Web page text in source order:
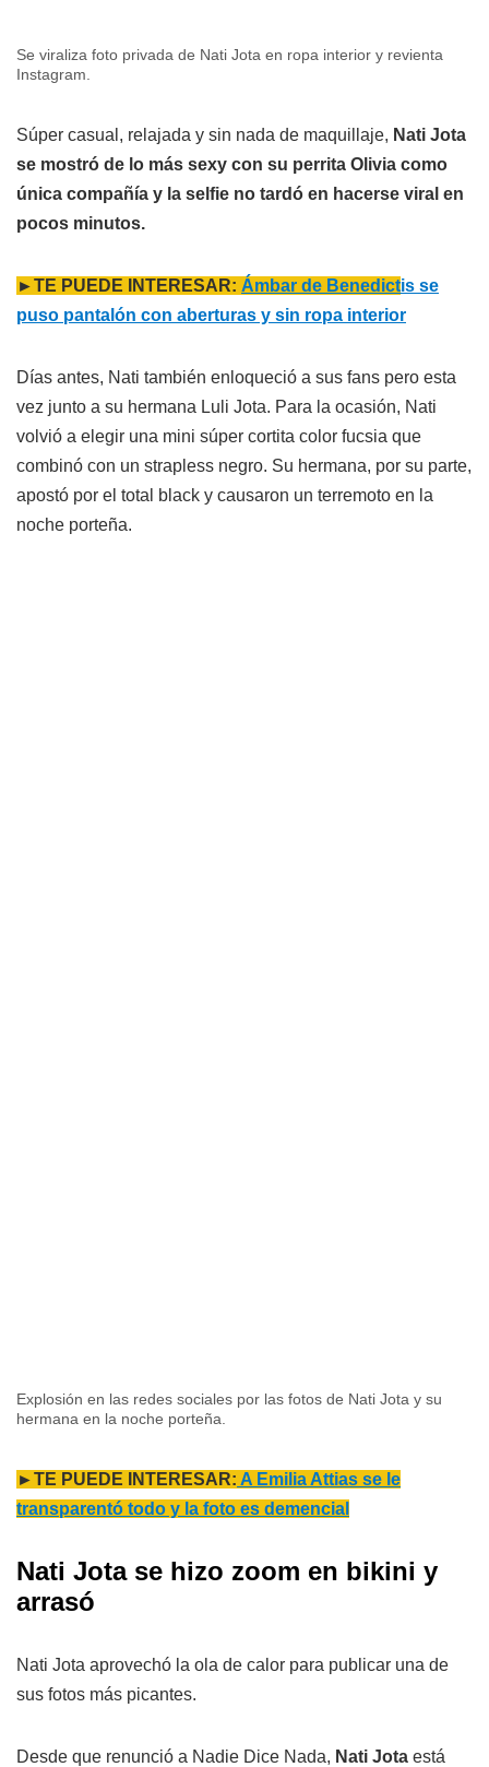
Se viraliza foto privada de Nati Jota en ropa interior y revienta
Instagram.
Súper casual, relajada y sin nada de maquillaje, Nati Jota
se mostró de lo más sexy con su perrita Olivia como
única compañía y la selfie no tardó en hacerse viral en
pocos minutos.
►TE PUEDE INTERESAR: Ámbar de Benedictis se
puso pantalón con aberturas y sin ropa interior
Días antes, Nati también enloqueció a sus fans pero esta
vez junto a su hermana Luli Jota. Para la ocasión, Nati
volvió a elegir una mini súper cortita color fucsia que
combinó con un strapless negro. Su hermana, por su parte,
apostó por el total black y causaron un terremoto en la
noche porteña.
Explosión en las redes sociales por las fotos de Nati Jota y su
hermana en la noche porteña.
►TE PUEDE INTERESAR: A Emilia Attias se le
transparentó todo y la foto es demencial
Nati Jota se hizo zoom en bikini y
arrasó
Nati Jota aprovechó la ola de calor para publicar una de
sus fotos más picantes.
Desde que renunció a Nadie Dice Nada, Nati Jota está